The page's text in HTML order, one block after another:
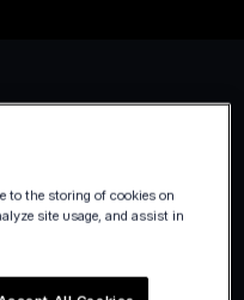
to the storing of cookies on
site usage, and assist in